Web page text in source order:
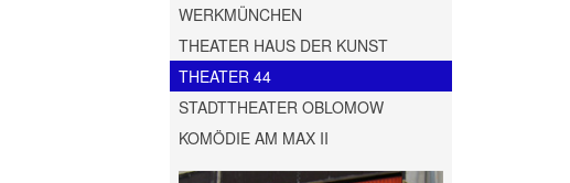
WERKMÜNCHEN
THEATER HAUS DER KUNST
THEATER 44
STADTTHEATER OBLOMOW
KOMÖDIE AM MAX II